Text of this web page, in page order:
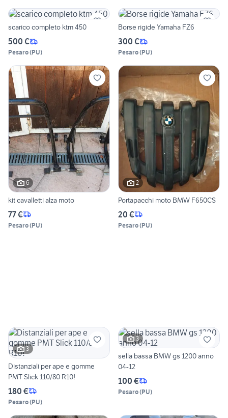
scarico completo ktm 450
500 €
Pesaro(PU)
Borse rigide Yamaha FZ6
300 €
Pesaro(PU)
6
kit cavalletti alza moto
77 €
Pesaro(PU)
2
Portapacchi moto BMW F650CS
20 €
Pesaro(PU)
3
Distanziali per ape e gomme
PMT Slick 110/80 R10!
180 €
Pesaro(PU)
3
sella bassa BMW gs 1200 anno
04-12
100 €
Pesaro(PU)